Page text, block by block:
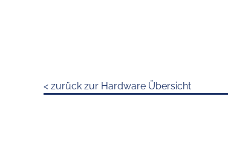
< zurück zur Hardware Übersicht